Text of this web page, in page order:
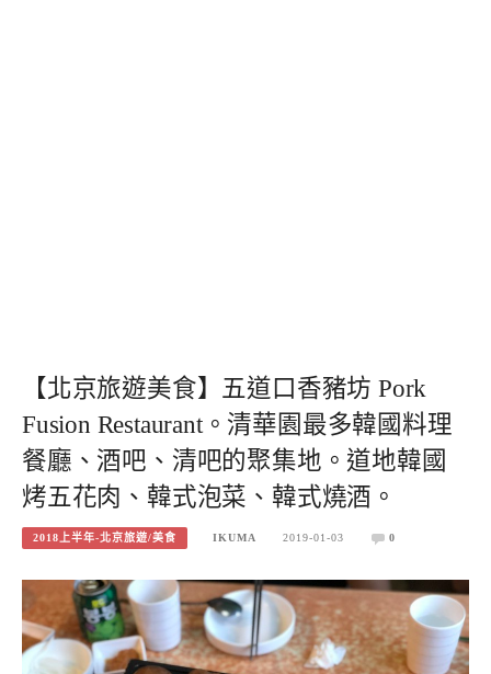
【北京旅遊美食】五道口香豬坊 Pork
Fusion Restaurant。清華園最多韓國料理
餐廳、酒吧、清吧的聚集地。道地韓國
烤五花肉、韓式泡菜、韓式燒酒。
2018上半年-北京旅遊/美食 IKUMA 2019-01-03 0